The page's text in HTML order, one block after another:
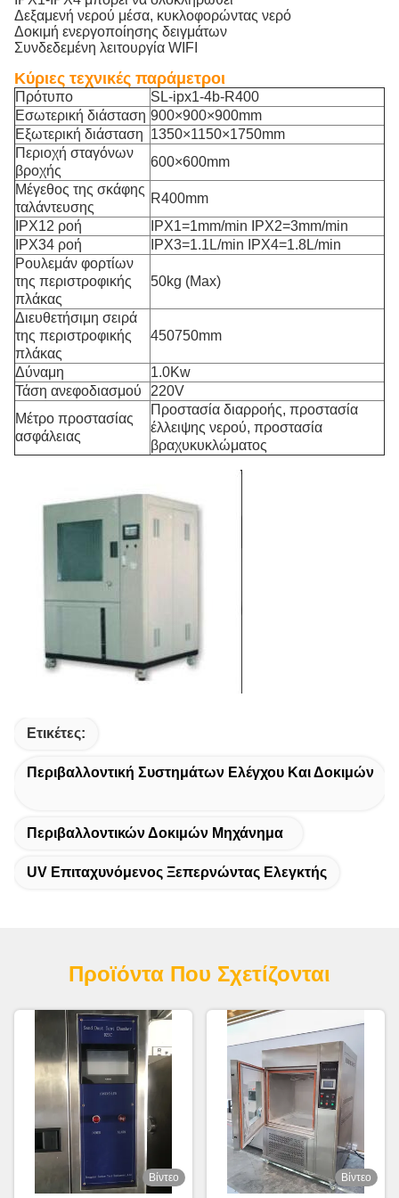
Δεξαμενή νερού μέσα, κυκλοφορώντας νερό
Δοκιμή ενεργοποίησης δειγμάτων
Συνδεδεμένη λειτουργία WIFI
Κύριες τεχνικές παράμετροι
Πρότυπο
SL-ipx1-4b-R400
Εσωτερική διάσταση 900×900×900mm
Εξωτερική διάσταση 1350×1150×1750mm
Περιοχή σταγόνων
βροχής
600×600mm
Μέγεθος της σκάφης
ταλάντευσης
R400mm
IPX12 ροή
IPX1=1mm/min IPX2=3mm/min
IPX34 ροή
IPX3=1.1L/min IPX4=1.8L/min
Ρουλεμάν φορτίων
της περιστροφικής
πλάκας
50kg (Max)
Διευθετήσιμη σειρά
της περιστροφικής
πλάκας
450750mm
Δύναμη
1.0Kw
Τάση ανεφοδιασμού
220V
Μέτρο προστασίας
ασφάλειας
Προστασία διαρροής, προστασία
έλλειψης νερού, προστασία
βραχυκυκλώματος
Ετικέτες:
Περιβαλλοντική Συστημάτων Ελέγχου Και Δοκιμών
Περιβαλλοντικών Δοκιμών Μηχάνημα
UV Επιταχυνόμενος Ξεπερνώντας Ελεγκτής
Προϊόντα Που Σχετίζονται
Βίντεο Βίντεο